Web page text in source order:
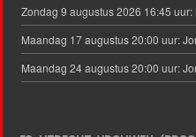
Zondag 9 augustus 2026 16:45
Maandag 17 augustus 20:00 uur:
Maandag 24 augustus 20:00 uur: